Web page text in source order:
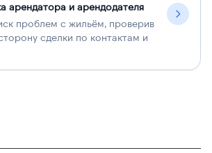
арендатора и арендодателя
проблем с жильём, проверив
сделки по контактам и